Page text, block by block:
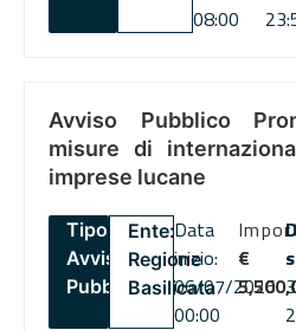
08:00
Avviso Pubblico
misure di
imprese lucane
Tipo:
Avviso
Pubblico
Ente:
Regione
Basilicata
Data
inizio:
06/07/2026
00:00
€